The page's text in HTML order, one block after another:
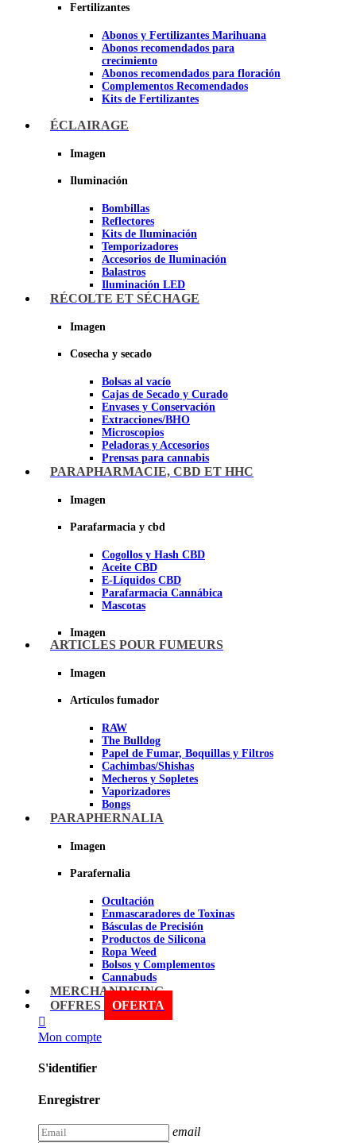
Fertilizantes
Abonos y Fertilizantes Marihuana
Abonos recomendados para
crecimiento
Abonos recomendados para floración
Complementos Recomendados
Kits de Fertilizantes
Imagen
ÉCLAIRAGE
Imagen
Iluminación
Bombillas
Reflectores
Kits de Iluminación
Temporizadores
Accesorios de Iluminación
Balastros
Iluminación LED
Iluminación LEC
RÉCOLTE ET SÉCHAGE
Imagen
Cosecha y secado
Bolsas al vacío
Cajas de Secado y Curado
Envases y Conservación
Extracciones/BHO
Microscopios
Peladoras y Accesorios
Prensas para cannabis
Secadores de cogollos
PARAPHARMACIE, CBD ET HHC
Imagen
Parafarmacia y cbd
Cogollos y Hash CBD
Aceite CBD
E-Líquidos CBD
Parafarmacia Cannábica
Mascotas
Imagen
ARTICLES POUR FUMEURS
Imagen
Artículos fumador
RAW
The Bulldog
Papel de Fumar, Boquillas y Filtros
Cachimbas/Shishas
Mecheros y Sopletes
Vaporizadores
Bongs
Bandejas para liar
Ceniceros para Fumadores
Pipas BHO
Dabbers
Imagen
PARAPHERNALIA
Imagen
Parafernalia
Ocultación
Enmascaradores de Toxinas
Básculas de Precisión
Productos de Silicona
Ropa Weed
Bolsos y Complementos
Cannabuds
Inciensos
Libros y DVD's
Imagen
MERCHANDISING
OFFRES
OFERTA
Mon compte
S'identifier
Enregistrer
email